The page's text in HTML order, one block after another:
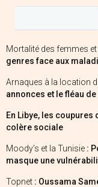
Mortalité des femmes
genres face aux
Arnaques à la location
annonces et le fléau de
En Libye, les coupures
colère sociale
Moody’s et la Tunisie :
masque une
Topnet : Oussama